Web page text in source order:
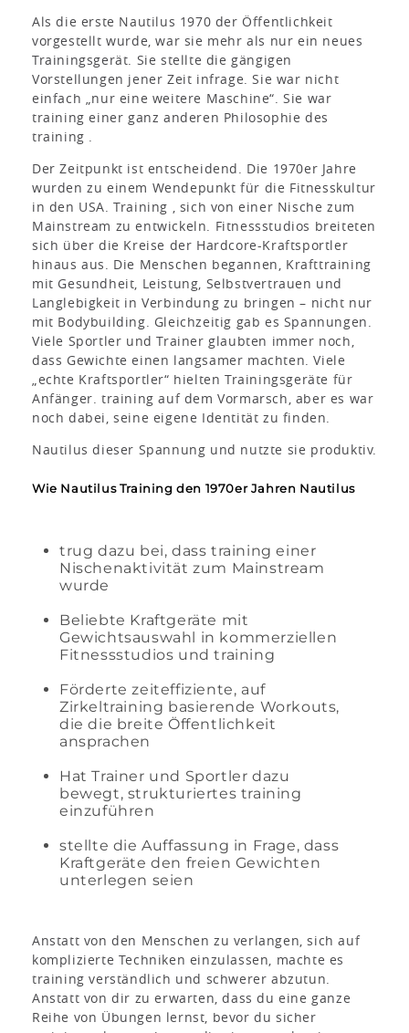
Als die erste Nautilus 1970 der Öffentlichkeit
vorgestellt wurde, war sie mehr als nur ein neues
Trainingsgerät. Sie stellte die gängigen
Vorstellungen jener Zeit infrage. Sie war nicht
einfach „nur eine weitere Maschine“. Sie war
training einer ganz anderen Philosophie des
training .
Der Zeitpunkt ist entscheidend. Die 1970er Jahre
wurden zu einem Wendepunkt für die Fitnesskultur
in den USA. Training , sich von einer Nische zum
Mainstream zu entwickeln. Fitnessstudios breiteten
sich über die Kreise der Hardcore-Kraftsportler
hinaus aus. Die Menschen begannen, Krafttraining
mit Gesundheit, Leistung, Selbstvertrauen und
Langlebigkeit in Verbindung zu bringen – nicht nur
mit Bodybuilding. Gleichzeitig gab es Spannungen.
Viele Sportler und Trainer glaubten immer noch,
dass Gewichte einen langsamer machten. Viele
„echte Kraftsportler“ hielten Trainingsgeräte für
Anfänger. training auf dem Vormarsch, aber es war
noch dabei, seine eigene Identität zu finden.
Nautilus dieser Spannung und nutzte sie produktiv.
Wie Nautilus Training den 1970er Jahren Nautilus
trug dazu bei, dass training einer
Nischenaktivität zum Mainstream
wurde
Beliebte Kraftgeräte mit
Gewichtsauswahl in kommerziellen
Fitnessstudios und training
Förderte zeiteffiziente, auf
Zirkeltraining basierende Workouts,
die die breite Öffentlichkeit
ansprachen
Hat Trainer und Sportler dazu
bewegt, strukturiertes training
einzuführen
stellte die Auffassung in Frage, dass
Kraftgeräte den freien Gewichten
unterlegen seien
Anstatt von den Menschen zu verlangen, sich auf
komplizierte Techniken einzulassen, machte es
training verständlich und schwerer abzutun.
Anstatt von dir zu erwarten, dass du eine ganze
Reihe von Übungen lernst, bevor du sicher